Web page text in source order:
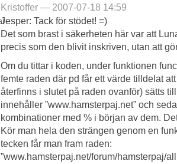
Kristoffer — 2007-07-18 14:59
Jesper: Tack för stödet! =)
Det som brast i säkerheten här var att
precis som den blivit inskriven, utan att
Om du tittar i koden, under funktionen
femte raden där pd får ett värde tilldelat
återfinns i slutet på raden ovanför) sätts
innehåller ”www.hamsterpaj.net” och
kombinationer med % i början av dem.
Kör man hela den strängen genom en
tecken får man fram raden:
”www.hamsterpaj.net/forum/hamsterpaj/